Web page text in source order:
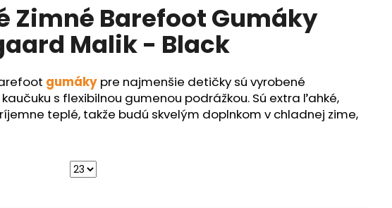
Zimné Barefoot Gumáky
Malik - Black
gumáky pre najmenšie detičky sú vyrobené
s flexibilnou gumenou podrážkou. Sú extra ľahké,
teplé, takže budú skvelým doplnkom v chladnej zime,